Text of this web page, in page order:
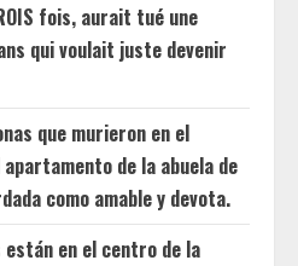
fois, aurait tué une
qui voulait juste devenir
que murieron en el
de la abuela de
como amable y devota.
en el centro de la